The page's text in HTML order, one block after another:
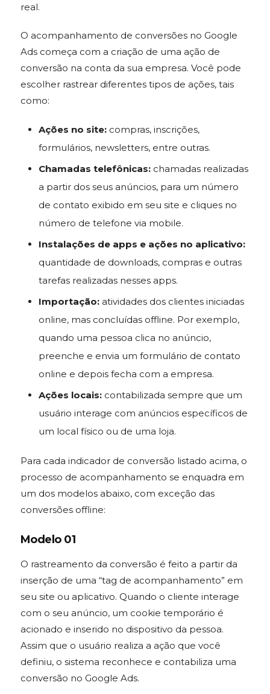
real.
O acompanhamento de conversões no Google
Adscomeça com a criação de uma ação de
conversão na conta da sua empresa. Você pode
escolher rastrear diferentes tipos de ações, tais
como:
Ações no site:compras, inscrições,
formulários, newsletters, entre outras.
Chamadas telefônicas:chamadas realizadas
a partir dos seus anúncios, para um número
de contato exibido em seu site e cliques no
número de telefone via mobile.
Instalações de apps e ações no aplicativo:
quantidade de downloads, compras e outras
tarefas realizadas nesses apps.
Importação:atividades dos clientes iniciadas
online, mas concluídas offline. Por exemplo,
quando uma pessoa clica no anúncio,
preenche e envia um formulário de contato
online e depois fecha com a empresa.
Ações locais:contabilizada sempre que um
usuário interage com anúncios específicos de
um local físico ou de uma loja.
Para cada indicador de conversão listado acima, o
processo de acompanhamento se enquadra em
um dos modelos abaixo, com exceção das
conversões offline:
Modelo 01
O rastreamento da conversão é feito a partir da
inserção de uma “tag de acompanhamento” em
seu site ou aplicativo. Quando o cliente interage
com o seu anúncio, um cookie temporário é
acionado e inserido no dispositivo da pessoa.
Assim que o usuário realiza a ação que você
definiu, o sistema reconhece e contabiliza uma
conversão no Google Ads.